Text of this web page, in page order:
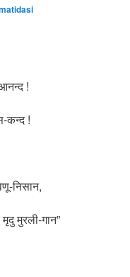
!
कन्द !
निसान,
मुरली-गान”